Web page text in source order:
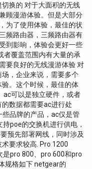
换的 对于大面积的无线
顾漫游体验。但是大部分
为了使用体验，最佳的状
频路由器，三频路由器有
到影响，体验会更好一些
者覆盖范围内有大量的承
要良好的无线漫游体验 对
，企业来说，需要多个
。这个时候，最佳的体
ac可以是独立硬件，或者
数据都需要ac进行处
品牌的产品，ac仅是管
poe的交换机进行供电，
预先部署网线，同时涉及
要求较高. Pro 1200
pro 800、pro 600和pro
规格如下 netgear的